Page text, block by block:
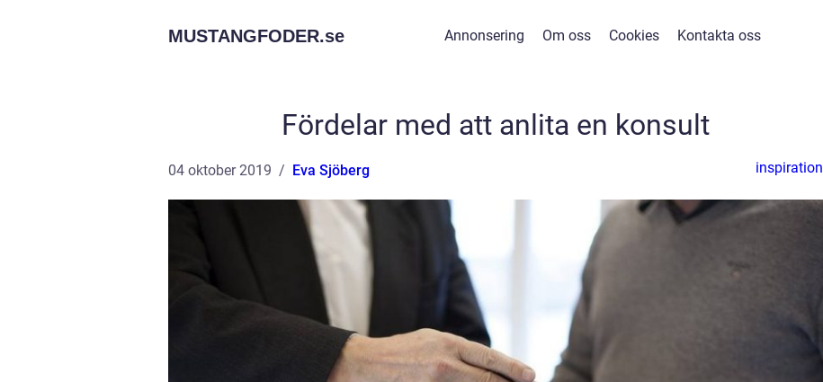
MUSTANGFODER.se Annonsering Om oss Cookies Kontakta oss
Fördelar med att anlita en konsult
04 oktober 2019 Eva Sjöberg inspiration